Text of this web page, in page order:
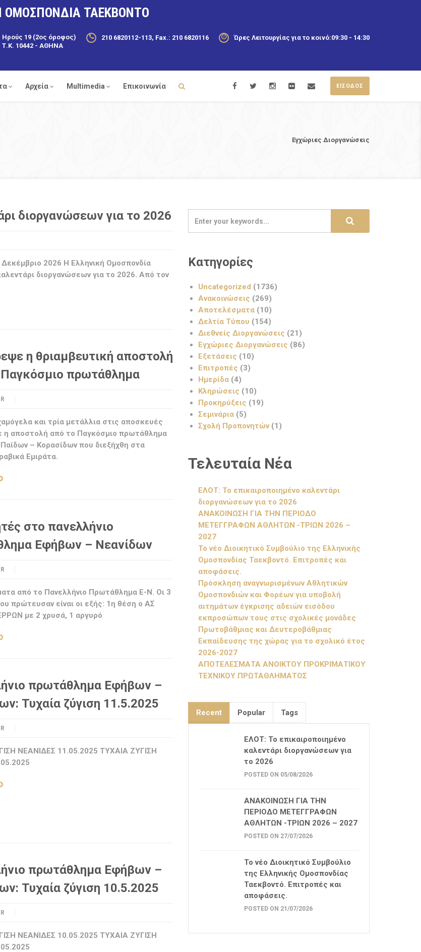
ΟΜΟΣΠΟΝΔΙΑ ΤΑΕΚΒΟΝΤΟ
Ηρούς 19 (2ος όροφος)
Τ.Κ. 10442 - ΑΘΗΝΑ
210 6820112-113, Fax.: 210 6820116 Ώρες Λειτουργίας για το κοινό:09:30 - 14:30
ΕΙΣΟΔΟΣ
Αρχεία Multimedia Επικοινωνία
Εγχώριες Διοργανώσεις
διοργανώσεων για το 2026
2026 Η Ελληνική Ομοσπονδία
διοργανώσεων για το 2026. Από τον
η θριαμβευτική αποστολή
πρωτάθλημα
και τρία μετάλλια στις αποσκευές
η αποστολή από το Παγκόσμιο πρωτάθλημα
– Κορασίδων που διεξήχθη στα
Εμιράτα.
στο πανελλήνιο
Εφήβων – Νεανίδων
από το Πανελλήνιο Πρωτάθλημα Ε-Ν. Οι 3
πρώτευσαν είναι οι εξής: 1η θέση ο ΑΣ
με 2 χρυσά, 1 αργυρό
πρωτάθλημα Εφήβων –
Τυχαία ζύγιση 11.5.2025
ΝΕΑΝΙΔΕΣ 11.05.2025 ΤΥΧΑΙΑ ΖΥΓΙΣΗ
πρωτάθλημα Εφήβων –
Τυχαία ζύγιση 10.5.2025
ΝΕΑΝΙΔΕΣ 10.05.2025 ΤΥΧΑΙΑ ΖΥΓΙΣΗ
Κατηγορίες
Uncategorized (1736)
Ανακοινώσεις (269)
Αποτελέσματα (10)
Δελτία Τύπου (154)
Διεθνείς Διοργανώσεις (21)
Εγχώριες Διοργανώσεις (86)
Εξετάσεις (10)
Επιτροπές (3)
Ημερίδα (4)
Κληρώσεις (10)
Προκηρύξεις (19)
Σεμινάρια (5)
Σχολή Προπονητών (1)
Τελευταία Νέα
ΕΛΟΤ: Το επικαιροποιημένο καλεντάρι
διοργανώσεων για το 2026
ΑΝΑΚΟΙΝΩΣΗ ΓΙΑ ΤΗΝ ΠΕΡΙΟΔΟ
ΜΕΤΕΓΓΡΑΦΩΝ ΑΘΛΗΤΩΝ -ΤΡΙΩΝ 2026 –
2027
Το νέο Διοικητικό Συμβούλιο της Ελληνικής
Ομοσπονδίας Ταεκβοντό. Επιτροπές και
αποφάσεις.
Πρόσκληση αναγνωρισμένων Αθλητικών
Ομοσπονδιών και Φορέων για υποβολή
αιτημάτων έγκρισης αδειών εισόδου
εκπροσώπων τους στις σχολικές μονάδες
Πρωτοβάθμιας και Δευτεροβάθμιας
Εκπαίδευσης της χώρας για το σχολικό έτος
2026-2027
ΑΠΟΤΕΛΕΣΜΑΤΑ ΑΝΟΙΚΤΟΥ ΠΡΟΚΡΙΜΑΤΙΚΟΥ
ΤΕΧΝΙΚΟΥ ΠΡΩΤΑΘΛΗΜΑΤΟΣ
Recent Popular Tags
ΕΛΟΤ: Το επικαιροποιημένο
καλεντάρι διοργανώσεων για
το 2026
POSTED ON 05/08/2026
ΑΝΑΚΟΙΝΩΣΗ ΓΙΑ ΤΗΝ
ΠΕΡΙΟΔΟ ΜΕΤΕΓΓΡΑΦΩΝ
ΑΘΛΗΤΩΝ -ΤΡΙΩΝ 2026 – 2027
POSTED ON 27/07/2026
Το νέο Διοικητικό Συμβούλιο
της Ελληνικής Ομοσπονδίας
Ταεκβοντό. Επιτροπές και
αποφάσεις.
POSTED ON 21/07/2026